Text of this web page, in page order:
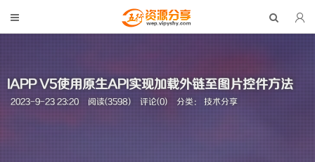
IAPP V5使用原生API实现加载外链至图片控件方法
2023-9-23 23:20 阅读(3598) 评论(0) 分类：技术分享